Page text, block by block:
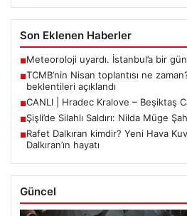
Son Eklenen Haberler
■Meteoroloji uyardı. İstanbul’a bir
■TCMB’nin Nisan toplantısı ne
beklentileri açıklandı
■CANLI | Hradec Kralove – Beşiktaş
■Şişli’de Silahlı Saldırı: Nilda Müge
■Rafet Dalkıran kimdir? Yeni Hava
Dalkıran’ın hayatı
Güncel